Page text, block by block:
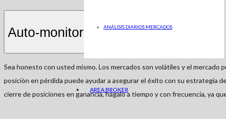
ANÁLISIS DIARIOS MERCADOS
AREA BROKER
Auto-monitoreo
Sea honesto con usted mismo. Los mercados son volátiles y el mercado
posición en pérdida puede ayudar a asegurar el éxito con su estrategia
cierre de posiciones en ganancia, hágalo a tiempo y con frecuencia, ya